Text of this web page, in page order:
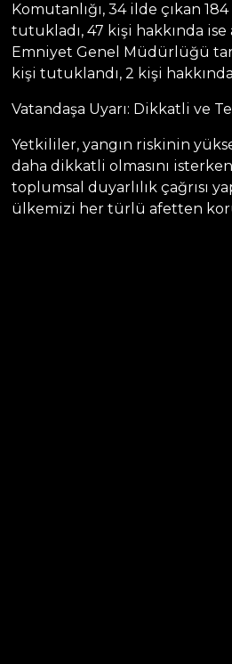
Komutanlığı, 34 ilde çıkan
tutukladı, 47 kişi hakkında
Emniyet Genel Müdürlüğü
kişi tutuklandı, 2 kişi
Vatandaşa Uyarı: Dikkatli ve
Yetkililer, yangın riskinin
daha dikkatli olmasını
toplumsal duyarlılık çağrısı
ülkemizi her türlü afetten